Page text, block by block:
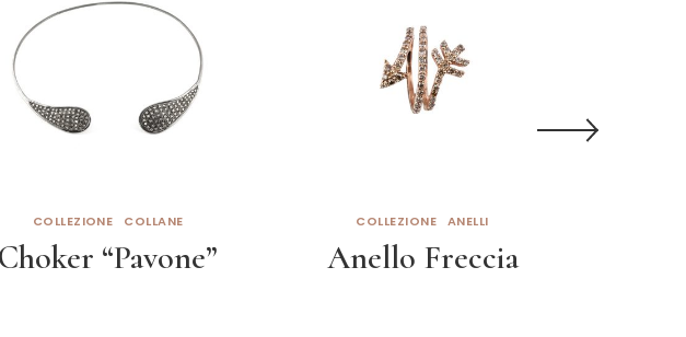
COLLEZIONE COLLANE
Choker “Pavone”
COLLEZIONE ANELLI
Anello Freccia